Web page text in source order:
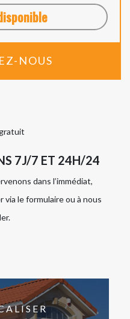
NOUS
7J/7 ET 24H/24
dans l’immédiat,
via le formulaire ou à nous